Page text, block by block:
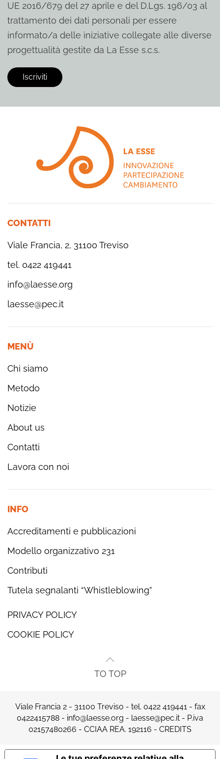
UE 2016/679 del 27 aprile e del D.Lgs. 196/03 al
trattamento dei dati personali per essere
informato/a delle iniziative collegate alle diverse
progettualità gestite da La Esse s.c.s.
CONTATTI
Viale Francia, 2, 31100 Treviso
tel. 0422 419441
info@laesse.org
laesse@pec.it
MENÙ
Chi siamo
Metodo
Notizie
About us
Contatti
Lavora con noi
INFO
Accreditamenti e pubblicazioni
Modello organizzativo 231
Contributi
Tutela segnalanti “Whistleblowing”
PRIVACY POLICY
COOKIE POLICY
TO TOP
Viale Francia 2 - 31100 Treviso - tel. 0422 419441 - fax
0422415788 - info@laesse.org - laesse@pec.it - P.iva
02157480266 - CCIAA REA. 192116 - CREDITS